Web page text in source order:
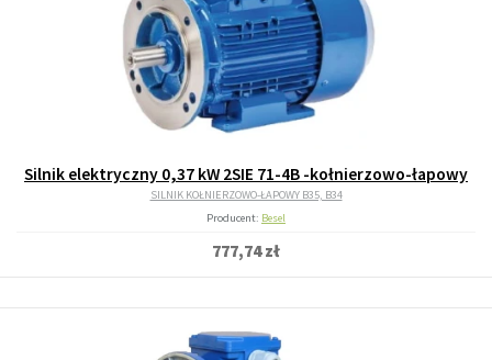
Silnik elektryczny 0,37 kW 2SIE 71-4B -kołnierzowo-łapowy
SILNIK KOŁNIERZOWO-ŁAPOWY B35, B34
Producent: Besel
777,74 zł